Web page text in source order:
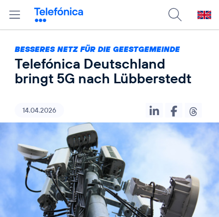
BESSERES NETZ FÜR DIE GEESTGEMEINDE
Telefónica Deutschland
bringt 5G nach Lübberstedt
14.04.2026